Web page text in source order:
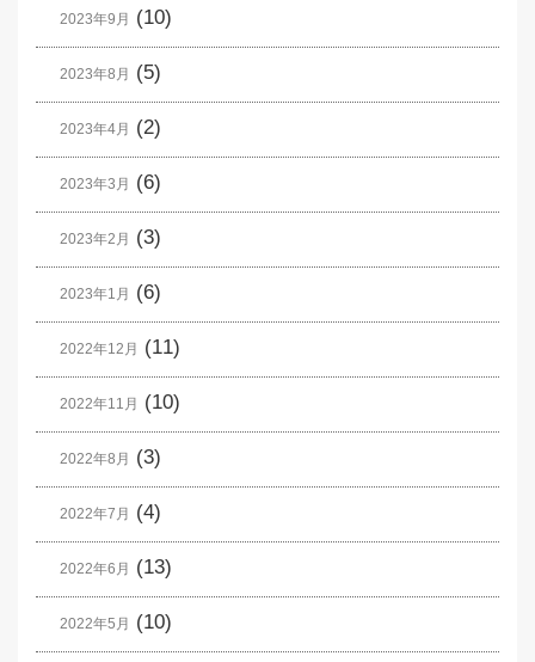
2023年9月 (10)
2023年8月 (5)
2023年4月 (2)
2023年3月 (6)
2023年2月 (3)
2023年1月 (6)
2022年12月 (11)
2022年11月 (10)
2022年8月 (3)
2022年7月 (4)
2022年6月 (13)
2022年5月 (10)